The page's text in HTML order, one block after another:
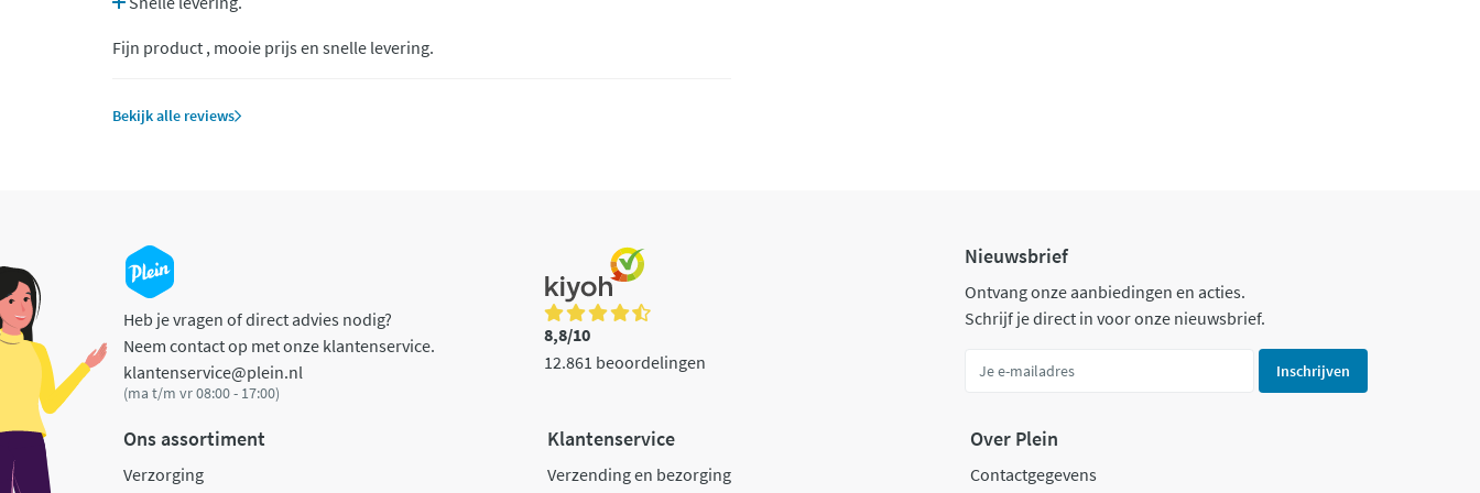
Fijn product , mooie prijs en snelle levering.
Bekijk alle reviews
Heb je vragen of direct advies nodig?
Neem contact op met onze klantenservice.
klantenservice@plein.nl
(ma t/m vr 08:00 - 17:00)
8,8/10
12.861 beoordelingen
Nieuwsbrief
Ontvang onze aanbiedingen en acties.
Schrijf je direct in voor onze nieuwsbrief.
Inschrijven
Ons assortiment
Verzorging
Klantenservice
Verzending en bezorging
Over Plein
Contactgegevens